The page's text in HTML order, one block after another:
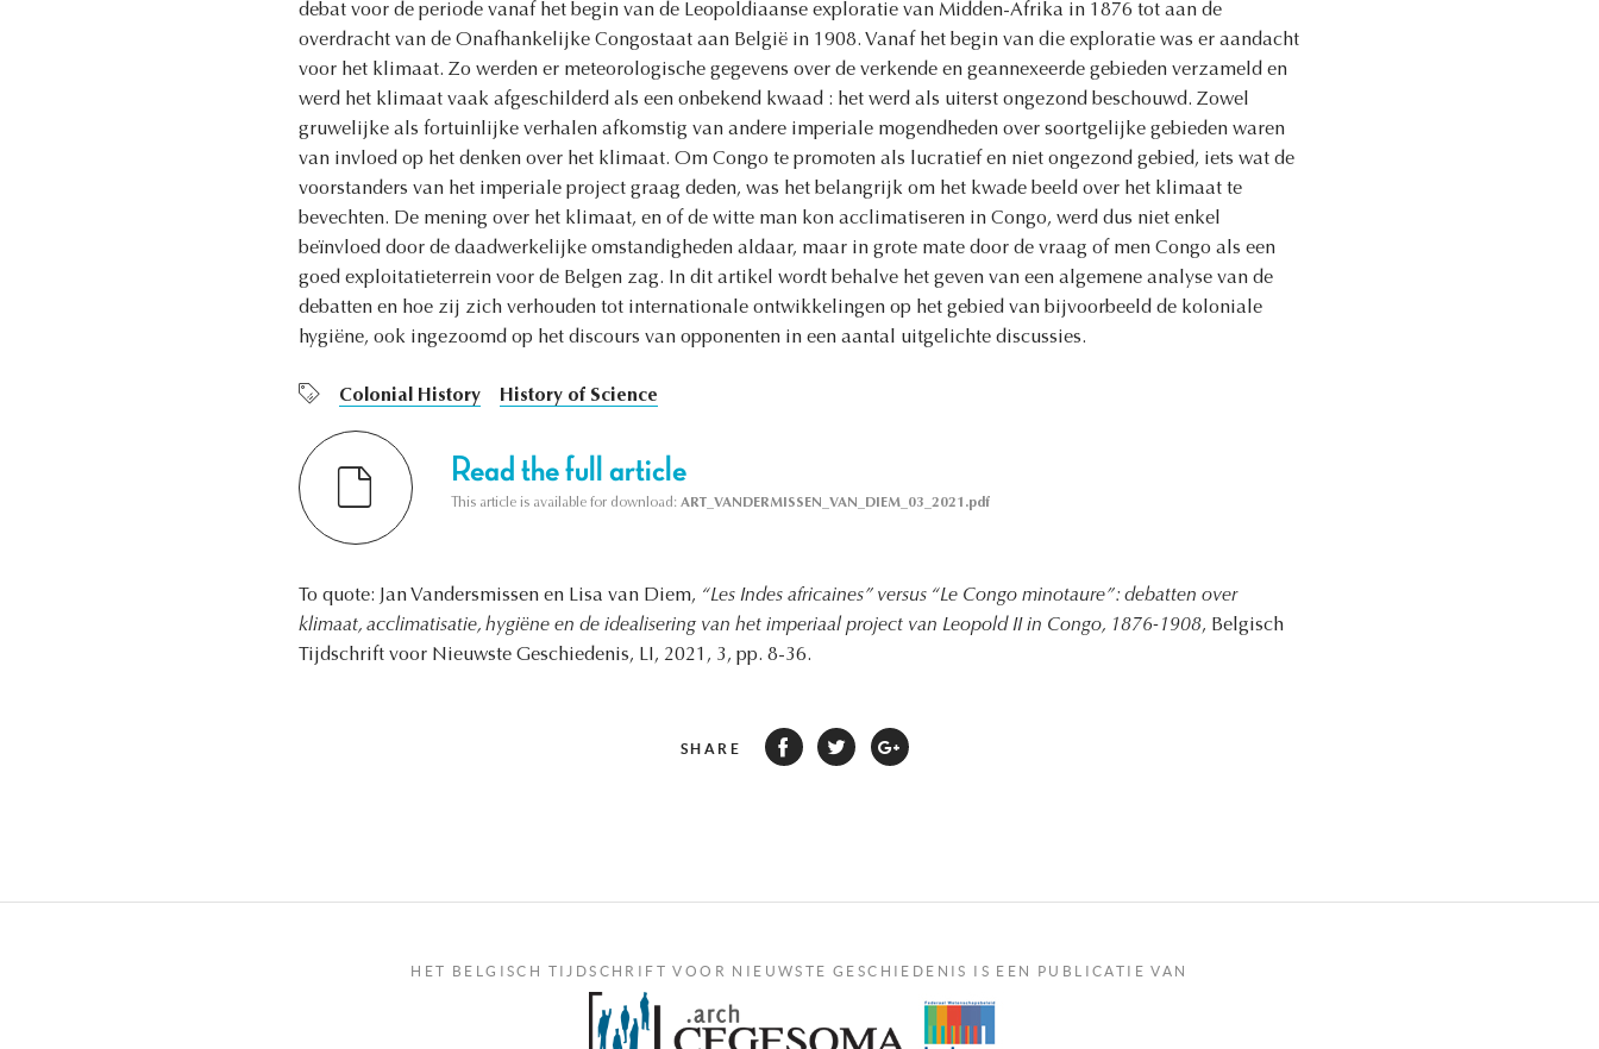
debat voor de periode vanaf het begin van de Leopoldiaanse exploratie van Midden-Afrika in 1876 tot aan de
overdracht van de Onafhankelijke Congostaat aan België in 1908. Vanaf het begin van die exploratie was er aandacht
voor het klimaat. Zo werden er meteorologische gegevens over de verkende en geannexeerde gebieden verzameld en
werd het klimaat vaak afgeschilderd als een onbekend kwaad : het werd als uiterst ongezond beschouwd. Zowel
gruwelijke als fortuinlijke verhalen afkomstig van andere imperiale mogendheden over soortgelijke gebieden waren
van invloed op het denken over het klimaat. Om Congo te promoten als lucratief en niet ongezond gebied, iets wat de
voorstanders van het imperiale project graag deden, was het belangrijk om het kwade beeld over het klimaat te
bevechten. De mening over het klimaat, en of de witte man kon acclimatiseren in Congo, werd dus niet enkel
beïnvloed door de daadwerkelijke omstandigheden aldaar, maar in grote mate door de vraag of men Congo als een
goed exploitatieterrein voor de Belgen zag. In dit artikel wordt behalve het geven van een algemene analyse van de
debatten en hoe zij zich verhouden tot internationale ontwikkelingen op het gebied van bijvoorbeeld de koloniale
hygiëne, ook ingezoomd op het discours van opponenten in een aantal uitgelichte discussies.
Colonial History History of Science
Read the full article
This article is available for download: ART_VANDERMISSEN_VAN_DIEM_03_2021.pdf
To quote: Jan Vandersmissen en Lisa van Diem, “Les Indes africaines” versus “Le Congo minotaure”: debatten over
klimaat, acclimatisatie, hygiëne en de idealisering van het imperiaal project van Leopold II in Congo, 1876-1908, Belgisch
Tijdschrift voor Nieuwste Geschiedenis, LI, 2021, 3, pp. 8-36.
SHARE
HET BELGISCH TIJDSCHRIFT VOOR NIEUWSTE GESCHIEDENIS IS EEN PUBLICATIE VAN